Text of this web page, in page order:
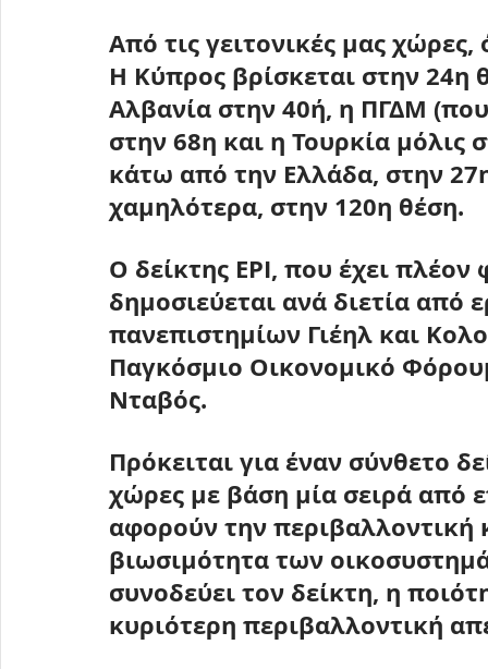
Από τις γειτονικές μας
Η Κύπρος βρίσκεται στην
Αλβανία στην 40ή, η ΠΓΔΜ
στην 68η και η Τουρκία
κάτω από την Ελλάδα, στην
χαμηλότερα, στην 120η θέση.
Ο δείκτης ΕΡΙ, που έχει πλέον
δημοσιεύεται ανά διετία από
πανεπιστημίων Γιέηλ και
Παγκόσμιο Οικονομικό
Νταβός.
Πρόκειται για έναν σύνθετο
χώρες με βάση μία σειρά από
αφορούν την περιβαλλοντική
βιωσιμότητα των
συνοδεύει τον δείκτη, η
κυριότερη περιβαλλοντική